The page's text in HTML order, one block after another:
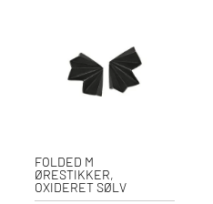
FOLDED M
ØRESTIKKER,
OXIDERET SØLV